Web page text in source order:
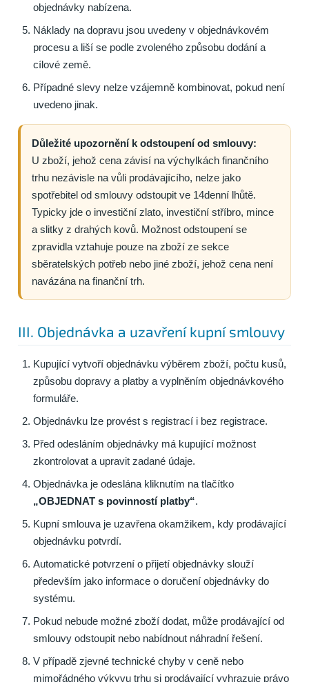
objednávky nabízena.
Náklady na dopravu jsou uvedeny v objednávkovém
procesu a liší se podle zvoleného způsobu dodání a
cílové země.
Případné slevy nelze vzájemně kombinovat, pokud není
uvedeno jinak.
Důležité upozornění k odstoupení od smlouvy:
U zboží, jehož cena závisí na výchylkách finančního
trhu nezávisle na vůli prodávajícího, nelze jako
spotřebitel od smlouvy odstoupit ve 14denní lhůtě.
Typicky jde o investiční zlato, investiční stříbro, mince
a slitky z drahých kovů. Možnost odstoupení se
zpravidla vztahuje pouze na zboží ze sekce
sběratelských potřeb nebo jiné zboží, jehož cena není
navázána na finanční trh.
III. Objednávka a uzavření kupní smlouvy
Kupující vytvoří objednávku výběrem zboží, počtu kusů,
způsobu dopravy a platby a vyplněním objednávkového
formuláře.
Objednávku lze provést s registrací i bez registrace.
Před odesláním objednávky má kupující možnost
zkontrolovat a upravit zadané údaje.
Objednávka je odeslána kliknutím na tlačítko
„OBJEDNAT s povinností platby“.
Kupní smlouva je uzavřena okamžikem, kdy prodávající
objednávku potvrdí.
Automatické potvrzení o přijetí objednávky slouží
především jako informace o doručení objednávky do
systému.
Pokud nebude možné zboží dodat, může prodávající od
smlouvy odstoupit nebo nabídnout náhradní řešení.
V případě zjevné technické chyby v ceně nebo
mimořádného výkyvu trhu si prodávající vyhrazuje právo